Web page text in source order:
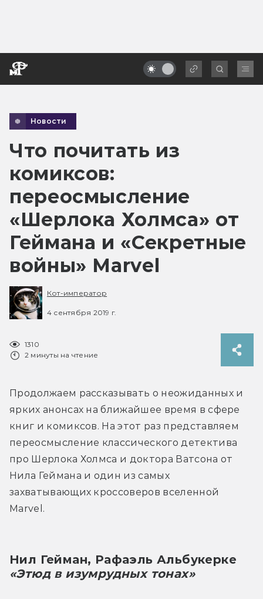
Новости
Что почитать из
комиксов:
переосмысление
«Шерлока Холмса» от
Геймана и «Секретные
войны» Marvel
Кот-император
4 сентября 2019 г.
1310
2 минуты на чтение
Продолжаем рассказывать о неожиданных и
ярких анонсах на ближайшее время в сфере
книг и комиксов. На этот раз представляем
переосмысление классического детектива
про Шерлока Холмса и доктора Ватсона от
Нила Геймана и один из самых
захватывающих кроссоверов вселенной
Marvel.
Нил Гейман, Рафаэль Альбукерке
«Этюд в изумрудных тонах»